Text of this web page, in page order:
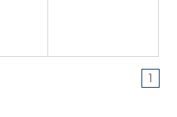
1